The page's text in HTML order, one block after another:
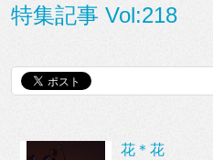
特集記事 Vol:218
花＊花